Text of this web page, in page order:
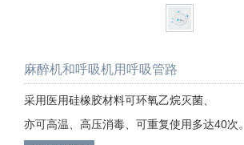
麻醉机和呼吸机用呼吸管路
采用医用硅橡胶材料可环氧乙烷灭菌、
亦可高温、高压消毒、可重复使用多达40次。